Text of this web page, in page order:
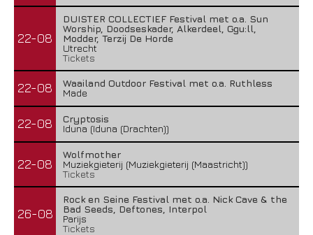
22-08
DUISTER COLLECTIEF Festival met o.a. Sun
Worship, Doodseskader, Alkerdeel, Ggu:ll,
Modder, Terzij De Horde
Utrecht
Tickets
22-08
Waailand Outdoor Festival met o.a. Ruthless
Made
22-08
Cryptosis
Iduna (Iduna (Drachten))
22-08
Wolfmother
Muziekgieterij (Muziekgieterij (Maastricht))
Tickets
26-08
Rock en Seine Festival met o.a. Nick Cave & the
Bad Seeds, Deftones, Interpol
Parijs
Tickets